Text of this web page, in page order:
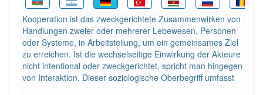
DER:21Ausnahmen Beispiele
DIE:2 809
DAS:114Ausnahmen Beispiele
Kooperation ist das zweckgerichtete Zusammenwirken von
Handlungen zweier oder mehrerer Lebewesen, Personen
oder Systeme, in Arbeitsteilung, um ein gemeinsames Ziel
zu erreichen. Ist die wechselseitige Einwirkung der Akteure
nicht intentional oder zweckgerichtet, spricht man hingegen
von Interaktion. Dieser soziologische Oberbegriff umfasst